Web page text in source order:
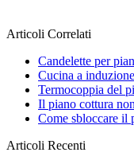
Articoli Correlati
Candelette per
Cucina a
Termocoppia del
Il piano cottura
Come sbloccare il
Articoli Recenti